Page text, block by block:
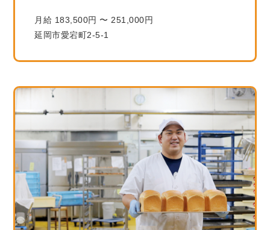
月給 183,500円 〜 251,000円
延岡市愛宕町2-5-1